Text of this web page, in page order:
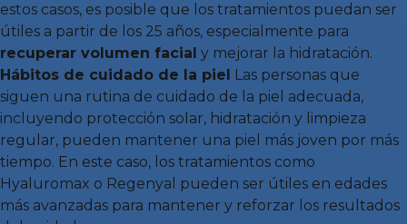
estos casos, es posible que los tratamientos puedan ser
útiles a partir de los 25 años, especialmente para
recuperar volumen facial y mejorar la hidratación.
Hábitos de cuidado de la piel Las personas que
siguen una rutina de cuidado de la piel adecuada,
incluyendo protección solar, hidratación y limpieza
regular, pueden mantener una piel más joven por más
tiempo. En este caso, los tratamientos como
Hyaluromax o Regenyal pueden ser útiles en edades
más avanzadas para mantener y reforzar los resultados